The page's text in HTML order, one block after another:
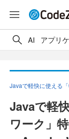
AI アプリ
Javaで軽快に使える
Javaで軽
ワーク」